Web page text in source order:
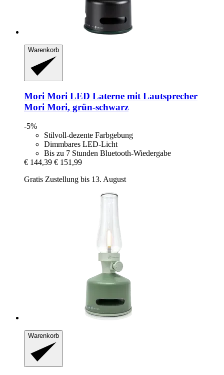
Warenkorb
Mori Mori LED Laterne mit Lautsprecher
Mori Mori, grün-​schwarz
-5%
Stilvoll-dezente Farbgebung
Dimmbares LED-Licht
Bis zu 7 Stunden Bluetooth-Wiedergabe
€ 144,39 € 151,99
Gratis Zustellung bis 13. August
Warenkorb